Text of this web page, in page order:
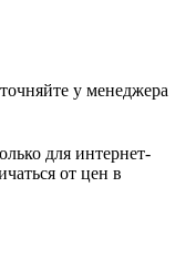
у менеджера
для интернет-
от цен в